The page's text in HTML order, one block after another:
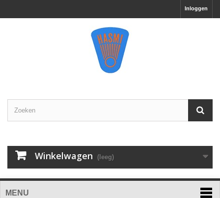
Inloggen
Winkelwagen (leeg)
MENU